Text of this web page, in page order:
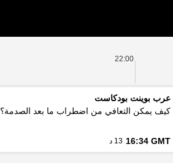
22:00
عرب بوينت بودكاست
كيف يمكن التعافي من اضطراب ما بعد الصدمة؟
16:34 GMT 13 د